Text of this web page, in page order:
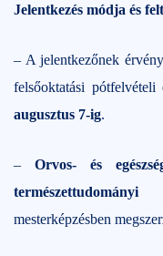
Jelentkezés módja és
– A jelentkezőnek
felsőoktatási pótfelvételi
augusztus 7-ig.
– Orvos- és
természettudományi
mesterképzésben